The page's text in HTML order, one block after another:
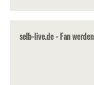
selb-live.de - Fan werden